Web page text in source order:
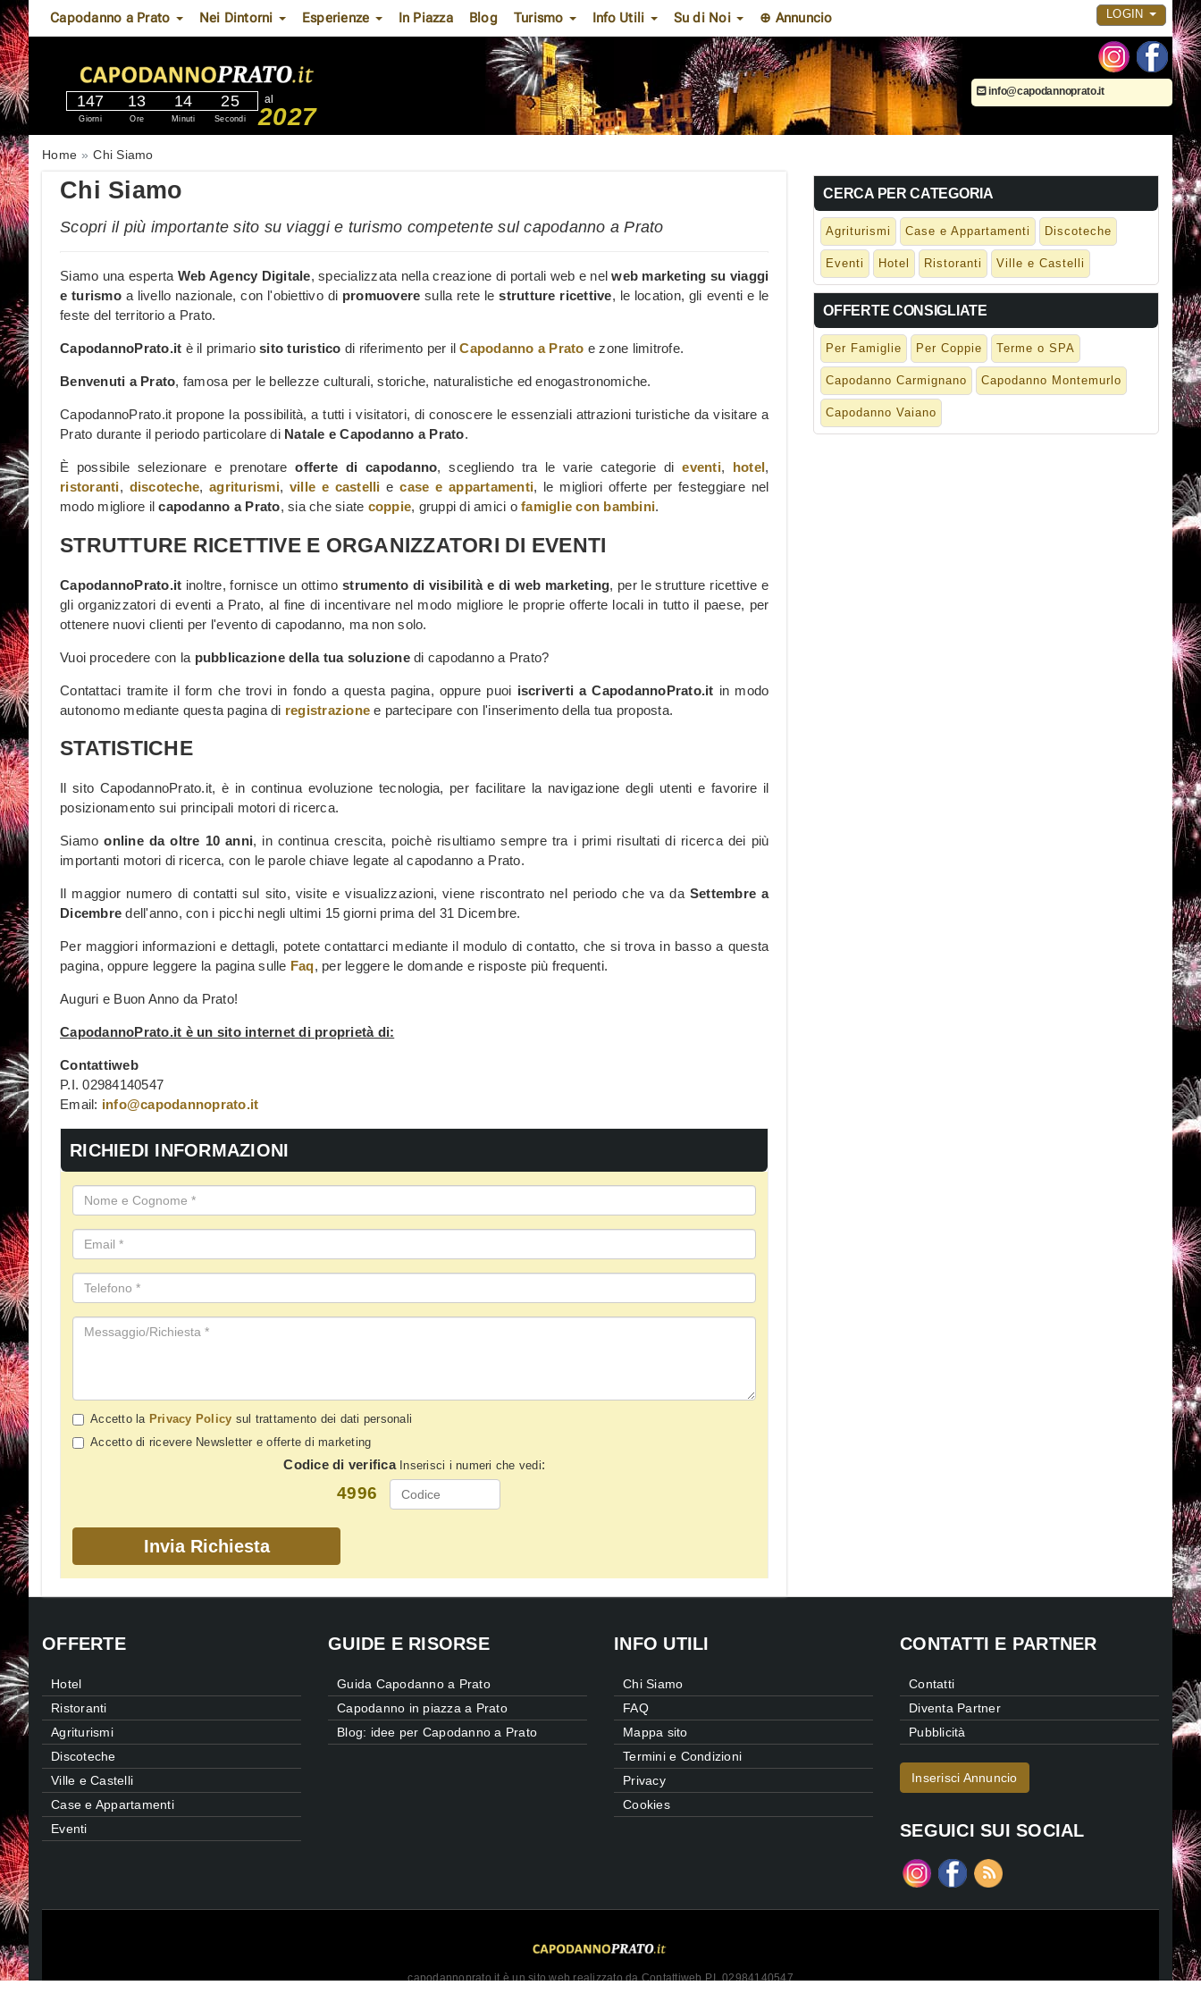
Capodanno a Prato Nei Dintorni Esperienze In Piazza Blog Turismo Info Utili Su di Noi ⊕ Annuncio LOGIN
147
Giorni
13
Ore
14
Minuti
24
Secondi
al
2027
info@capodannoprato.it
Home Chi Siamo
Chi Siamo
Scopri il più importante sito su viaggi e turismo competente sul capodanno a Prato
Siamo una esperta Web Agency Digitale, specializzata nella creazione di portali web e nelweb marketing su viaggi
e turismoa livello nazionale, con l'obiettivo di promuovere sulla rete lestrutture ricettive, le location, gli eventi e le
feste del territorio a Prato.
CapodannoPrato.it è il primario sito turistico di riferimento per ilCapodanno a Prato e zone limitrofe.
Benvenuti a Prato, famosa per le bellezze culturali, storiche, naturalistiche ed enogastronomiche.
CapodannoPrato.it propone la possibilità, a tutti i visitatori, di conoscere le essenziali attrazioni turistiche da visitare a
Prato durante il periodo particolare di Natale e Capodanno a Prato.
È possibile selezionare e prenotareofferte di capodanno, scegliendo tra le varie categorie dieventi, hotel,
ristoranti, discoteche, agriturismi, ville e castelli ecase e appartamenti, le migliori offerte per festeggiare nel
modo migliore ilcapodanno a Prato, sia che siate coppie, gruppi di amici o famiglie con bambini.
STRUTTURE RICETTIVE E ORGANIZZATORI DI EVENTI
CapodannoPrato.it inoltre, fornisce un ottimostrumento di visibilità e di web marketing, per le strutture ricettive e
gli organizzatori di eventi a Prato, al fine di incentivare nel modo migliore le proprie offerte locali in tutto il paese, per
ottenere nuovi clienti per l'evento di capodanno, ma non solo.
Vuoi procedere con la pubblicazione della tua soluzionedi capodanno a Prato?
Contattaci tramite il form che trovi in fondo a questa pagina, oppure puoi iscriverti a CapodannoPrato.it in modo
autonomo mediante questa pagina di registrazione e partecipare con l'inserimento della tua proposta.
STATISTICHE
Il sito CapodannoPrato.it, è in continua evoluzione tecnologia, per facilitare la navigazione degli utenti e favorire il
posizionamento sui principali motori di ricerca.
Siamoonline da oltre 10 anni, in continua crescita, poichè risultiamo sempre tra i primi risultati di ricerca dei più
importanti motori di ricerca, con le parole chiave legate al capodanno a Prato.
Il maggior numero di contatti sul sito, visite e visualizzazioni, viene riscontrato nel periodo che va da Settembre a
Dicembre dell'anno, con i picchi negli ultimi 15 giorni prima del 31 Dicembre.
Per maggiori informazioni e dettagli, potete contattarci mediante il modulo di contatto, che si trova in basso a questa
pagina, oppure leggere la pagina sulle Faq, per leggere le domande e risposte più frequenti.
Auguri e Buon Anno da Prato!
CapodannoPrato.it è un sito internet di proprietà di:
Contattiweb
P.I. 02984140547
Email: info@capodannoprato.it
RICHIEDI INFORMAZIONI
Accetto la Privacy Policy sul trattamento dei dati personali
Accetto di ricevere Newsletter e offerte di marketing
Codice di verifica Inserisci i numeri che vedi:
4996
CERCA PER CATEGORIA
Agriturismi Case e Appartamenti Discoteche
Eventi Hotel Ristoranti Ville e Castelli
OFFERTE CONSIGLIATE
Per Famiglie Per Coppie Terme o SPA
Capodanno Carmignano Capodanno Montemurlo
Capodanno Vaiano
OFFERTE
Hotel
Ristoranti
Agriturismi
Discoteche
Ville e Castelli
Case e Appartamenti
Eventi
GUIDE E RISORSE
Guida Capodanno a Prato
Capodanno in piazza a Prato
Blog: idee per Capodanno a Prato
INFO UTILI
Chi Siamo
FAQ
Mappa sito
Termini e Condizioni
Privacy
Cookies
CONTATTI E PARTNER
Contatti
Diventa Partner
Pubblicità
Inserisci Annuncio
SEGUICI SUI SOCIAL
capodannoprato.it è un sito web realizzato da Contattiweb P.I. 02984140547